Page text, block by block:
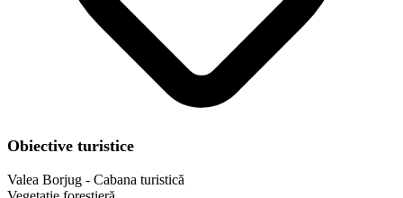
Obiective turistice
Valea Borjug - Cabana turistică